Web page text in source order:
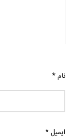
نام*
ایمیل*